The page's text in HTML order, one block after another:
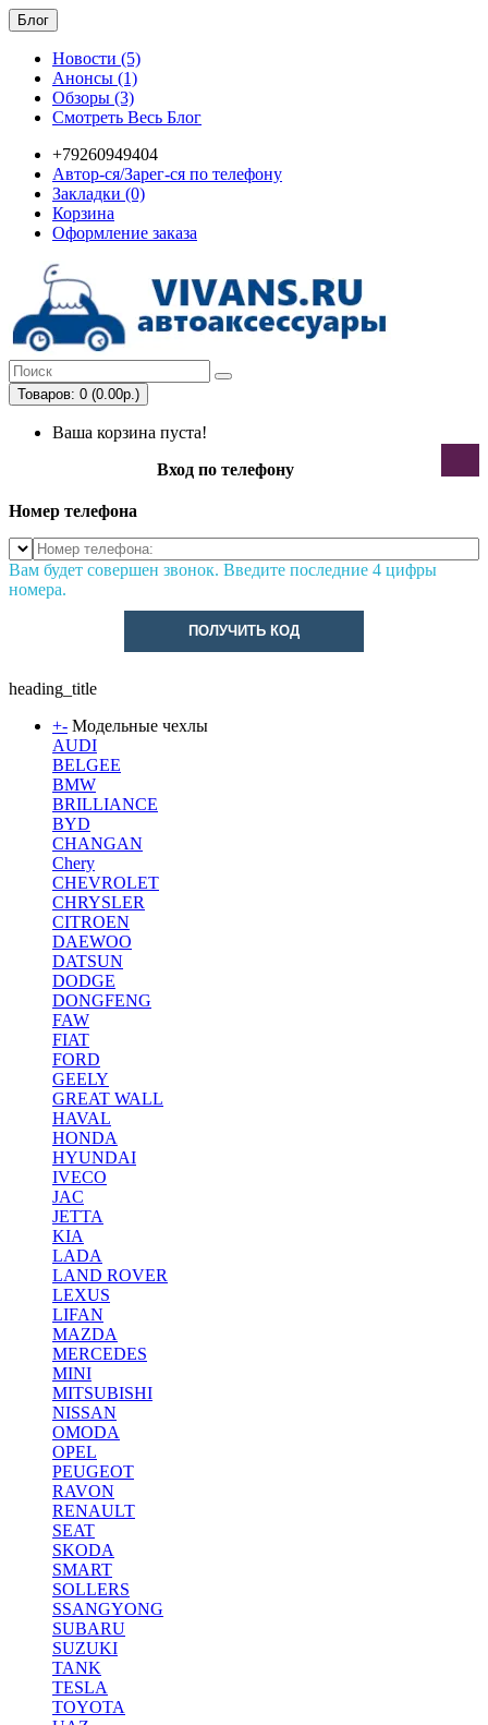
Блог
Новости (5)
Анонсы (1)
Обзоры (3)
Смотреть Весь Блог
+79260949404
Автор-ся/Зарег-ся по телефону
Закладки (0)
Корзина
Оформление заказа
Товаров: 0 (0.00р.)
Ваша корзина пуста!
Вход по телефону
Номер телефона
Вам будет совершен звонок. Введите последние 4 цифры
номера.
ПОЛУЧИТЬ КОД
heading_title
+- Модельные чехлы
AUDI
BELGEE
BMW
BRILLIANCE
BYD
CHANGAN
Chery
CHEVROLET
CHRYSLER
CITROEN
DAEWOO
DATSUN
DODGE
DONGFENG
FAW
FIAT
FORD
GEELY
GREAT WALL
HAVAL
HONDA
HYUNDAI
IVECO
JAC
JETTA
KIA
LADA
LAND ROVER
LEXUS
LIFAN
MAZDA
MERCEDES
MINI
MITSUBISHI
NISSAN
OMODA
OPEL
PEUGEOT
RAVON
RENAULT
SEAT
SKODA
SMART
SOLLERS
SSANGYONG
SUBARU
SUZUKI
TANK
TESLA
TOYOTA